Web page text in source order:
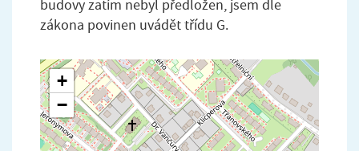
budovy zatím nebyl předložen, jsem dle
zákona povinen uvádět třídu G.
+
−